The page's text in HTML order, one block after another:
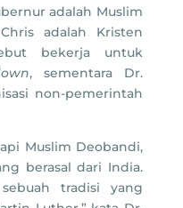
adalah Muslim
adalah Kristen
bekerja untuk
, sementara Dr.
non-pemerintah
Muslim Deobandi,
berasal dari India.
tradisi yang